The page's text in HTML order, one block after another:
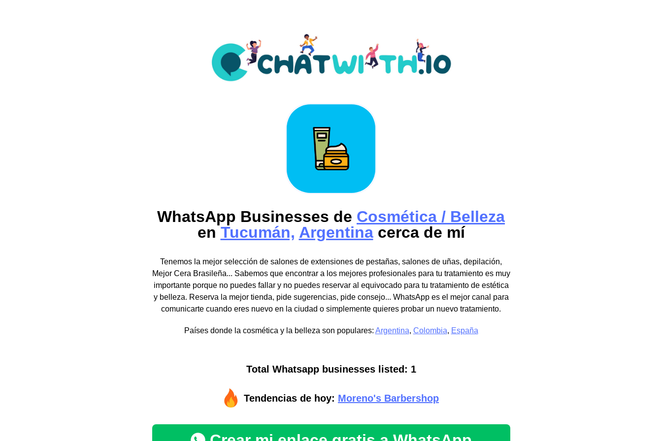
WhatsApp Businesses de Cosmética / Belleza
en Tucumán, Argentinacerca de mí
Tenemos la mejor selección de salones de extensiones de pestañas, salones de uñas, depilación,
Mejor Cera Brasileña... Sabemos que encontrar a los mejores profesionales para tu tratamiento es muy
importante porque no puedes fallar y no puedes reservar al equivocado para tu tratamiento de estética
y belleza. Reserva la mejor tienda, pide sugerencias, pide consejo... WhatsApp es el mejor canal para
comunicarte cuando eres nuevo en la ciudad o simplemente quieres probar un nuevo tratamiento.
Países donde la cosmética y la belleza son populares: Argentina, Colombia, España
Total Whatsapp businesses listed: 1
Tendencias de hoy: Moreno's Barbershop